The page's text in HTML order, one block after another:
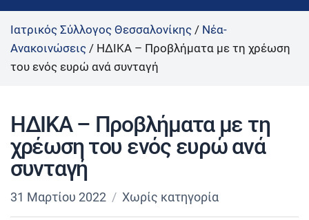
Ιατρικός Σύλλογος Θεσσαλονίκης / Νέα-
Ανακοινώσεις / ΗΔΙΚΑ – Προβλήματα με τη χρέωση
του ενός ευρώ ανά συνταγή
ΗΔΙΚΑ – Προβλήματα με τη
χρέωση του ενός ευρώ ανά
συνταγή
31 Μαρτίου 2022 Χωρίς κατηγορία